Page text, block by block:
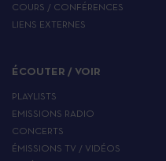
COURS / CONFÉRENCES
LIENS EXTERNES
ÉCOUTER / VOIR
PLAYLISTS
EMISSIONS RADIO
CONCERTS
ÉMISSIONS TV / VIDÉOS